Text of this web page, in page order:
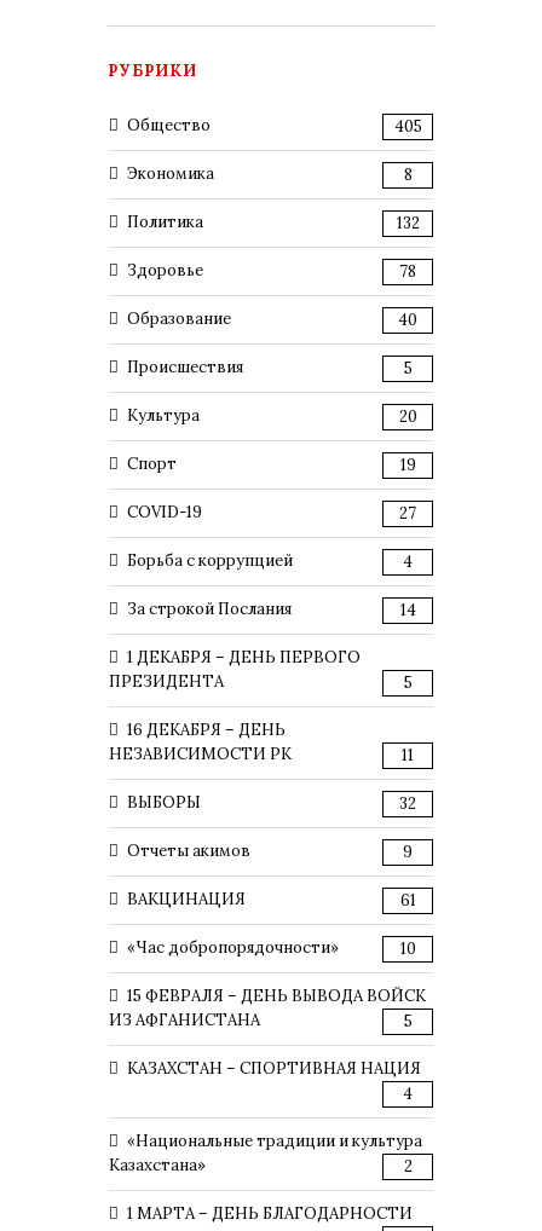
РУБРИКИ
Общество 405
Экономика 8
Политика 132
Здоровье 78
Образование 40
Происшествия 5
Культура 20
Спорт 19
COVID-19 27
Борьба с коррупцией 4
За строкой Послания 14
1 ДЕКАБРЯ – ДЕНЬ ПЕРВОГО
ПРЕЗИДЕНТА
5
16 ДЕКАБРЯ – ДЕНЬ
НЕЗАВИСИМОСТИ РК
11
ВЫБОРЫ 32
Отчеты акимов 9
ВАКЦИНАЦИЯ 61
«Час добропорядочности» 10
15 ФЕВРАЛЯ – ДЕНЬ ВЫВОДА ВОЙСК
ИЗ АФГАНИСТАНА
5
КАЗАХСТАН – СПОРТИВНАЯ НАЦИЯ
4
«Национальные традиции и культура
Казахстана»
2
1 МАРТА – ДЕНЬ БЛАГОДАРНОСТИ